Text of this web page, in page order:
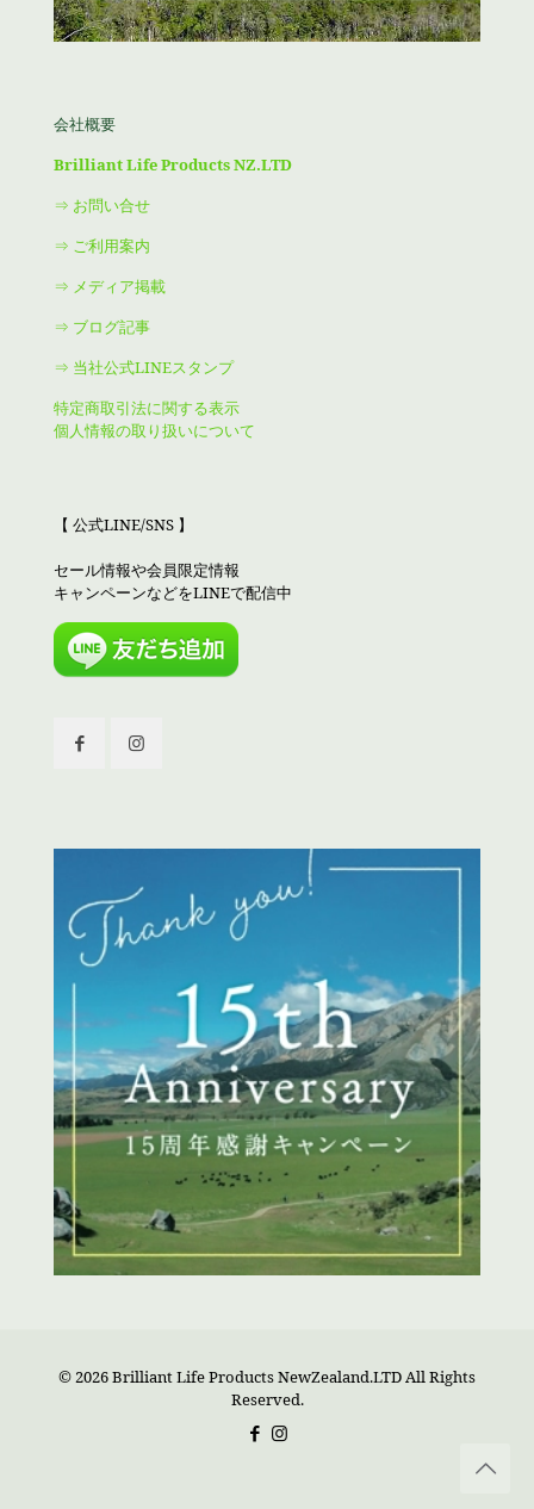
会社概要
Brilliant Life Products NZ.LTD
⇒ お問い合せ
⇒ ご利用案内
⇒ メディア掲載
⇒ ブログ記事
⇒ 当社公式LINEスタンプ
特定商取引法に関する表示
個人情報の取り扱いについて
【 公式LINE/SNS 】
セール情報や会員限定情報
キャンペーンなどをLINEで配信中
© 2026 Brilliant Life Products NewZealand.LTD All Rights
Reserved.